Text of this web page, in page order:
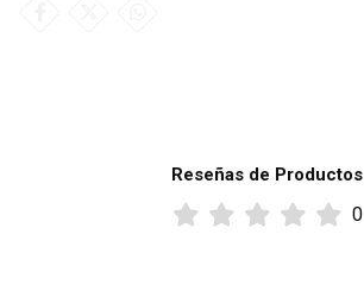
Reseñas de Productos
0